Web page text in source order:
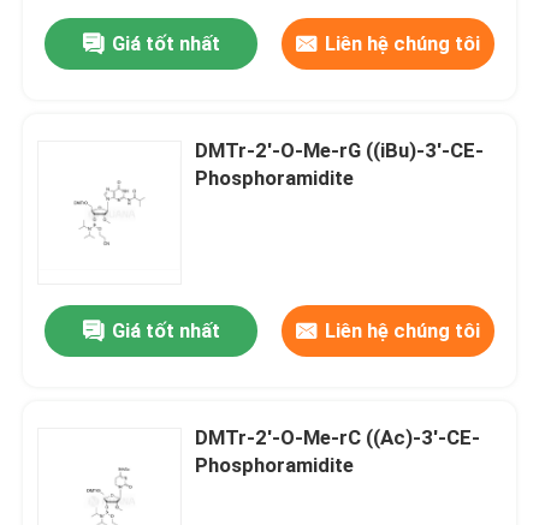
Giá tốt nhất Liên hệ chúng tôi
DMTr-2'-O-Me-rG ((iBu)-3'-CE-
Phosphoramidite
Giá tốt nhất Liên hệ chúng tôi
DMTr-2'-O-Me-rC ((Ac)-3'-CE-
Phosphoramidite